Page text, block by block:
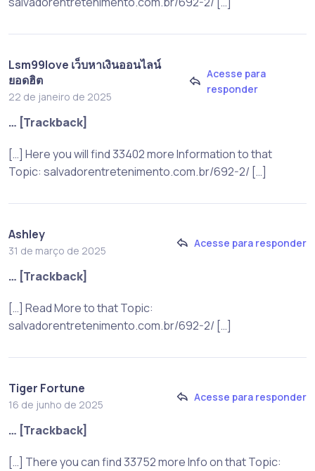
Lsm99love เว็บหาเงินออนไลน์
ยอดฮิต
22 de janeiro de 2025
Acesse para
responder
… [Trackback]
[…] Here you will find 33402 more Information to that
Topic: salvadorentretenimento.com.br/692-2/ […]
Ashley
31 de março de 2025
Acesse para responder
… [Trackback]
[…] Read More to that Topic:
salvadorentretenimento.com.br/692-2/ […]
Tiger Fortune
16 de junho de 2025
Acesse para responder
… [Trackback]
[…] There you can find 33752 more Info on that Topic: